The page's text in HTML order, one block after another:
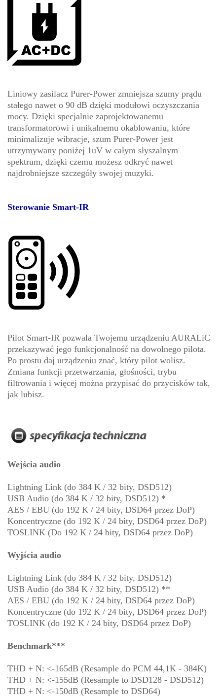
Liniowy zasilacz Purer-Power zmniejsza szumy prądu
stałego nawet o 90 dB dzięki modułowi oczyszczania
mocy. Dzięki specjalnie zaprojektowanemu
transformatorowi i unikalnemu okablowaniu, które
minimalizuje wibracje, szum Purer-Power jest
utrzymywany poniżej 1uV w całym słyszalnym
spektrum, dzięki czemu możesz odkryć nawet
najdrobniejsze szczegóły swojej muzyki.
Sterowanie Smart-IR
Pilot Smart-IR pozwala Twojemu urządzeniu AURALiC
przekazywać jego funkcjonalność na dowolnego pilota.
Po prostu daj urządzeniu znać, który pilot wolisz.
Zmiana funkcji przetwarzania, głośności, trybu
filtrowania i więcej można przypisać do przycisków tak,
jak lubisz.
Wejścia audio
Lightning Link (do 384 K / 32 bity, DSD512)
USB Audio (do 384 K / 32 bity, DSD512) *
AES / EBU (do 192 K / 24 bity, DSD64 przez DoP)
Koncentryczne (do 192 K / 24 bity, DSD64 przez DoP)
TOSLINK (Do 192 K / 24 bity, DSD64 przez DoP)
Wyjścia audio
Lightning Link (do 384 K / 32 bity, DSD512)
USB Audio (do 384 K / 32 bity, DSD512) **
AES / EBU (do 192 K / 24 bity, DSD64 przez DoP)
Koncentryczne (do 192 K / 24 bity, DSD64 przez DoP)
TOSLINK (do 192 K / 24 bity, DSD64 przez DoP)
Benchmark***
THD + N: <-165dB (Resample do PCM 44,1K - 384K)
THD + N: <-155dB (Resample to DSD128 - DSD512)
THD + N: <-150dB (Resample to DSD64)